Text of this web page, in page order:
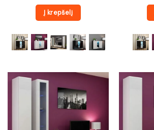
Į krepšelį